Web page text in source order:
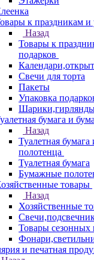
к праздникам и
Назад
Товары к
подарков
Свечи для торта
Пакеты
Упаковка
бумага и
Назад
Туалетная
полотенца
Туалетная бумага
Бумажные
товары
Назад
Хозяйственные
Товары сезонных
и печатная